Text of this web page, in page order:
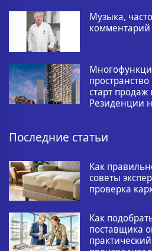
Музыка,
комментарий
старт продаж
Резиденции
Последние статьи
Как
советы
проверка
Как
поставщика